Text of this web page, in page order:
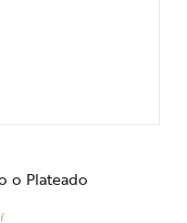
o Plateado